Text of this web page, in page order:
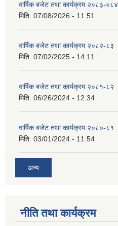
वार्षिक बजेट तथा कार्यक्रम २०८३-०८४
मिति: 07/08/2026 - 11:51
वार्षिक बजेट तथा कार्यक्रम २०८२-८३
मिति: 07/02/2025 - 14:11
वार्षिक बजेट तथा कार्यक्रम २०८१-८२
मिति: 06/26/2024 - 12:34
वार्षिक बजेट तथा कार्यक्रम २०८०-८१
मिति: 03/01/2024 - 11:54
अन्य
नीति तथा कार्यक्रम